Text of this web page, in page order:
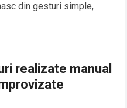
din gesturi simple,
realizate manual